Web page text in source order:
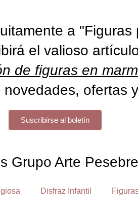
a "Figuras
el valioso
de figuras en
ofertas
Suscribirse al boletín
Grupo Arte Pesebre
Disfraz Infantil